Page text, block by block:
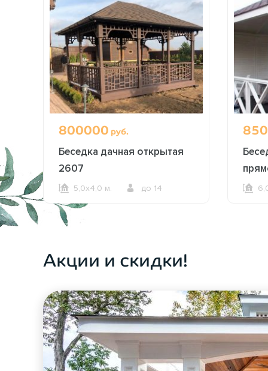
800000 руб.
Беседка дачная открытая
2607
5,0х4,0 м. до 14
Акции и скидки!